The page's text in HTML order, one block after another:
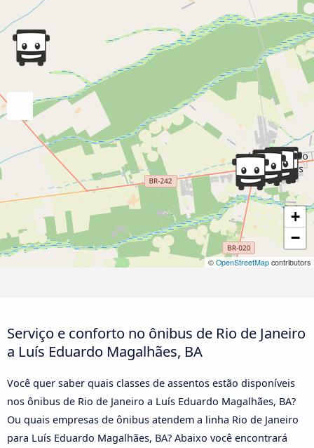
+
−
© OpenStreetMap contributors
Serviço e conforto no ônibus de Rio de Janeiro
a Luís Eduardo Magalhães, BA
Você quer saber quais classes de assentos estão disponíveis
nos ônibus de Rio de Janeiro a Luís Eduardo Magalhães, BA?
Ou quais empresas de ônibus atendem a linha Rio de Janeiro
para Luís Eduardo Magalhães, BA? Abaixo você encontrará